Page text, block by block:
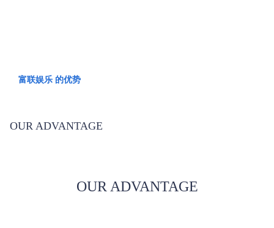
富联娱乐 的优势
OUR ADVANTAGE
OUR ADVANTAGE